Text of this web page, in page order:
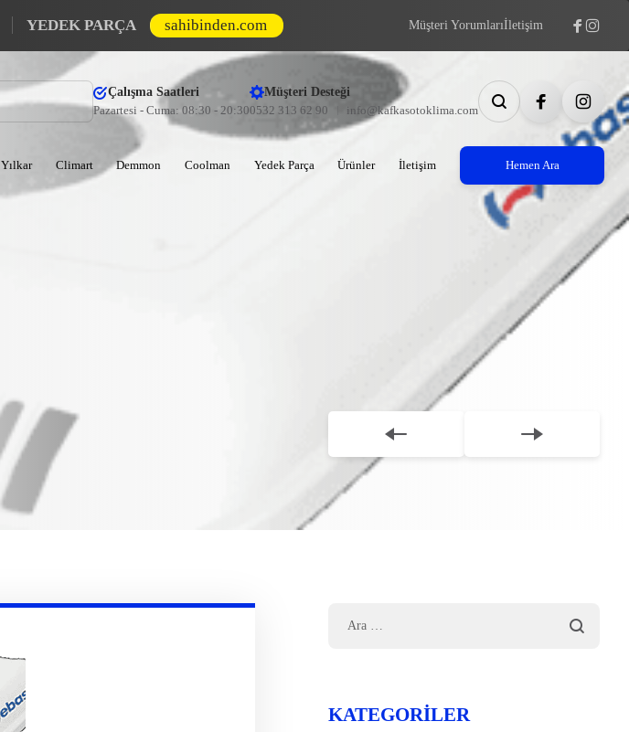
YEDEK PARÇA sahibinden.com Müşteri Yorumlarıİletişim
Çalışma Saatleri
Pazartesi - Cuma: 08:30 - 20:30
Müşteri Desteği
0532 313 62 90
info@kafkasotoklima.com
Yılkar Climart Demmon Coolman Yedek Parça Ürünler İletişim Hemen Ara
KATEGORILER